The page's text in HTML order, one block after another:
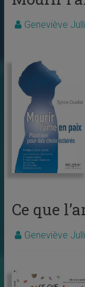
Geneviève
Ce que
Geneviève